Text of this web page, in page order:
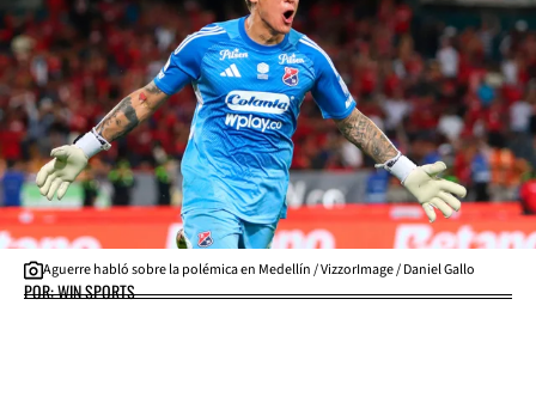
Aguerre habló sobre la polémica en Medellín / VizzorImage / Daniel Gallo
POR: WIN SPORTS